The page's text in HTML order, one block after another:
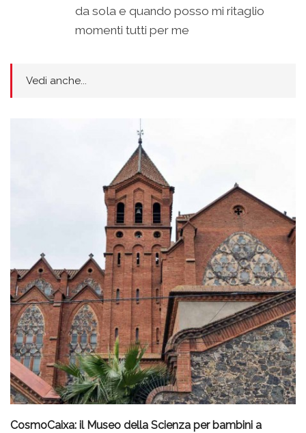
da sola e quando posso mi ritaglio
momenti tutti per me
Vedi anche...
CosmoCaixa: il Museo della Scienza per bambini a